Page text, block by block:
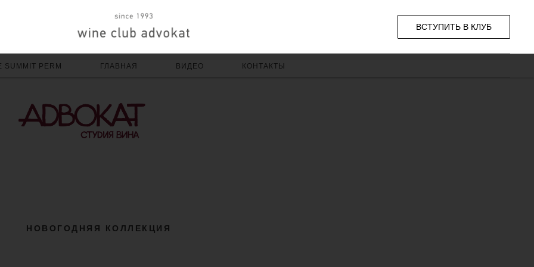
ВСТУПИТЬ В КЛУБ
SUMMIT PERM ГЛАВНАЯ ВИДЕО КОНТАКТЫ
НОВОГОДНЯЯ КОЛЛЕКЦИЯ